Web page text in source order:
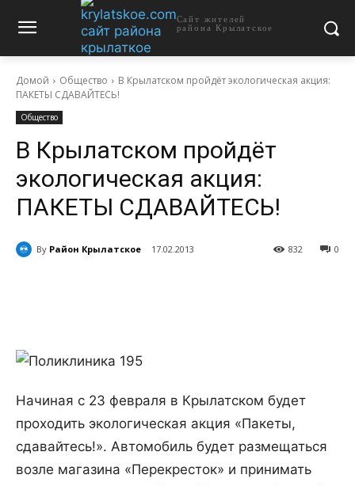
Сайт жителей
района Крылатское
Домой Общество
В Крылатском пройдёт экологическая акция:
ПАКЕТЫ СДАВАЙТЕСЬ!
Общество
В Крылатском пройдёт
экологическая акция:
ПАКЕТЫ СДАВАЙТЕСЬ!
By Район Крылатское 17.02.2013 0
832
Начиная с 23 февраля в Крылатском будет
проходить экологическая акция «Пакеты,
сдавайтесь!». Автомобиль будет размещаться
возле магазина «Перекресток» и принимать